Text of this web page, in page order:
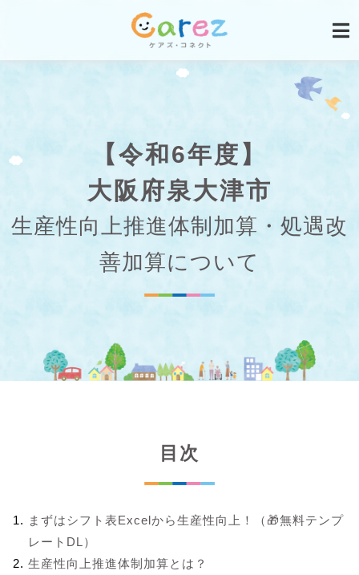
【令和6年度】
大阪府泉大津市
生産性向上推進体制加算・処遇改
善加算について
目次
まずはシフト表Excelから生産性向上！（🎁無料テンプ
レートDL）
生産性向上推進体制加算とは？